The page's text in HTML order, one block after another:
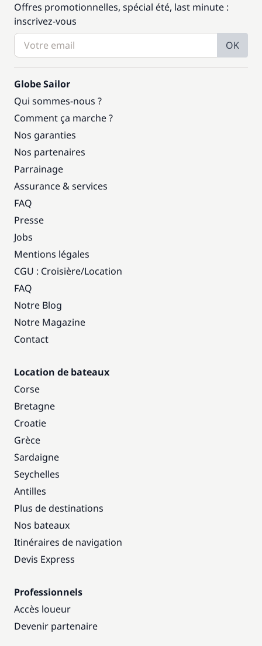
Offres promotionnelles, spécial été, last minute :
inscrivez-vous
OK
Globe Sailor
Qui sommes-nous ?
Comment ça marche ?
Nos garanties
Nos partenaires
Parrainage
Assurance & services
FAQ
Presse
Jobs
Mentions légales
CGU : Croisière/Location
FAQ
Notre Blog
Notre Magazine
Contact
Location de bateaux
Corse
Bretagne
Croatie
Grèce
Sardaigne
Seychelles
Antilles
Plus de destinations
Nos bateaux
Itinéraires de navigation
Devis Express
Professionnels
Accès loueur
Devenir partenaire